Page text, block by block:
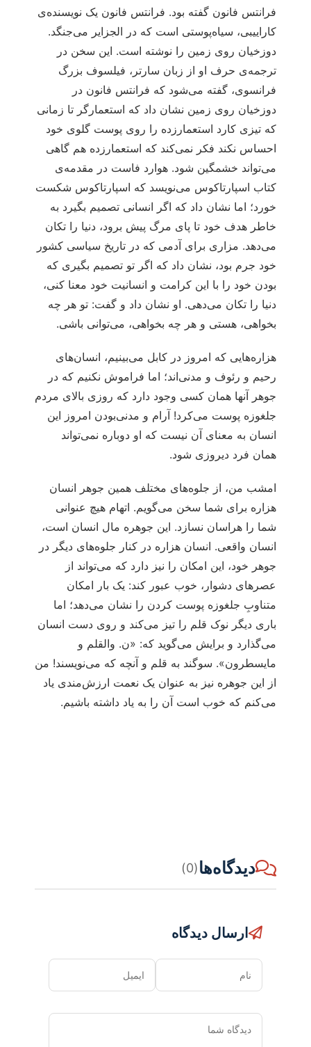
فرانتس فانون گفته بود. فرانتس فانون یک نویسنده‏‌ی
‏کاراییبی، سیاه‌پوستی است که در الجزایر می‌‏جنگد.
دوزخیان روی زمین را نوشته است. این سخن در
ترجمه‏‌ی ‏حرف او از زبان سارتر، فیلسوف بزرگ
فرانسوی، گفته می‌‏شود که فرانتس فانون در
دوزخیان روی زمین نشان داد که استعمارگر تا زمانی
که تیزی کارد استعمارزده را روی پوست گلوی خود
احساس نکند فکر نمی‌‏‏کند که استعمارزده هم ‏گاهی
‏‏می‌‏تواند خشمگین شود. هوارد فاست در مقدمه‏‌ی
‏کتاب اسپارتاکوس می‌‏نویسد که اسپارتاکوس شکست
خورد؛ اما نشان داد که اگر انسانی تصمیم بگیرد به
خاطر هدف خود تا پای مرگ پیش برود، دنیا را تکان
می‌‏دهد. مزاری برای آدمی که در تاریخ سیاسی کشور
خود جرم بود، نشان داد که اگر تو تصمیم بگیری که
بودن خود را با این کرامت و انسانیت خود معنا کنی،
دنیا را تکان می‌‏دهی. او نشان داد و گفت: تو هر چه
بخواهی، ‏هستی و هر چه بخواهی، می‌‏توانی باشی.
هزار‏ه‏‌هایی ‏‏که امروز در کابل می‌‏بینیم، انسان‏‌های
رحیم و رئوف و مدنی‌اند؛ اما فراموش نکنیم که در
جوهر آنها همان کسی وجود دارد که روزی بالای مردم
جلغوزه پوست می‌‏کرد! آرام و مدنی‌‏بودن امروز این
انسان به معنای آن نیست که او دوباره نمی‌‏تواند
همان فرد دیروزی شود.‌
امشب من، از جلوه‏‌های مختلف همین جوهر انسان
هزاره برای شما سخن می‌‏گویم. اتهام هیچ عنوانی
شما را هراسان نسازد. این جوهره مال انسان است،
انسان واقعی. انسان هزاره در کنار جلوه‏‌های دیگر در
جوهر خود، این امکان را نیز دارد که می‌‏تواند از
عصرهای دشوار، خوب عبور کند: یک بار امکان
متناوبِ جلغوزه پوست کردن را نشان می‌‏دهد؛ اما
باری دیگر نوک قلم را تیز می‏‌کند و روی دست انسان
می‌‏گذارد و برایش می‌‏گوید که: «ن. والقلم و
مایسطرون». سوگند به قلم و آنچه که می‌‏نویسند! من
از این جوهره نیز به عنوان یک نعمت ارزش‌مندی یاد
می‌‏کنم که خوب است آن را به یاد داشته باشیم.
دیدگاه‌ها(0)
ارسال دیدگاه
نام ایمیل
دیدگاه